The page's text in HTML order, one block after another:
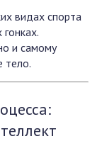
видах спорта
и самому
тело.